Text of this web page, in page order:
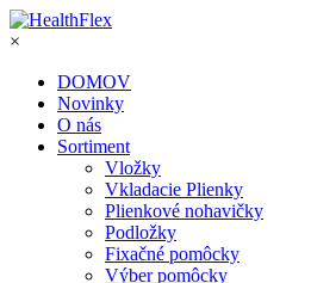
×
DOMOV
Novinky
O nás
Sortiment
Vložky
Vkladacie Plienky
Plienkové nohavičky
Podložky
Fixačné pomôcky
Výber pomôcky